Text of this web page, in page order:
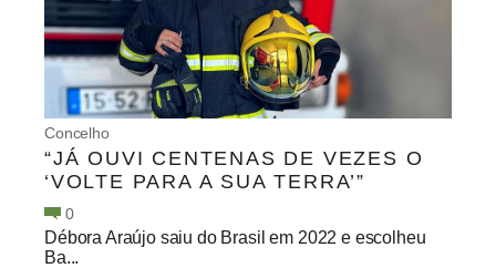
Concelho
“JÁ OUVI CENTENAS DE VEZES O
‘VOLTE PARA A SUA TERRA’”
0
Débora Araújo saiu do Brasil em 2022 e escolheu
Ba...